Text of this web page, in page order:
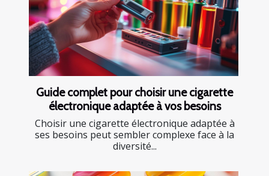
Guide complet pour choisir une cigarette
électronique adaptée à vos besoins
Choisir une cigarette électronique adaptée à
ses besoins peut sembler complexe face à la
diversité...